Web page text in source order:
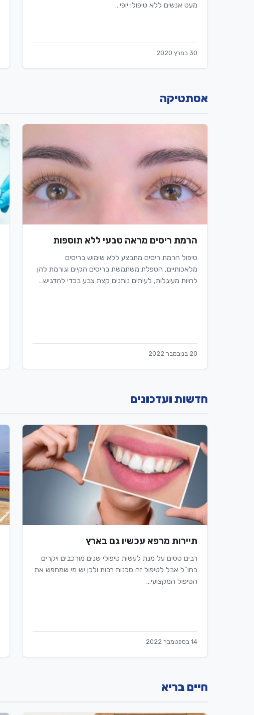
מעט אנשים ללא טיפולי יופי…
30 במרץ 2020
אסתטיקה
הרמת ריסים מראה טבעי ללא תוספות
טיפול הרמת ריסים מתבצע ללא שימוש בריסים
מלאכותיים, הטפלת משתמשת בריסים הקיים וגורמת להן
להיות מעוגלות, לעיתים נותנים קצת צבע בכדי להדגיש…
20 בנובמבר 2022
חדשות ועדכונים
תיירות מרפא עכשיו גם בארץ
רבים טסים על מנת לעשות טיפולי שנים מורכבים ויקרים
בחו"ל אבל לטיפול זה סכנות רבות ולכן יש מי שמחפש את
הטיפול המקצועי…
14 בספטמבר 2022
חיים בריא